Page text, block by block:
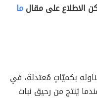
الاطلاع على مقالما
بكميّاتٍ مُعتدلة، في
يُنتج من رحيق نبات